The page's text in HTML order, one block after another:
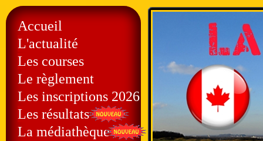
Accueil
L'actualité
Les courses
Le règlement
Les inscriptions 2026
Les résultats
La médiathèque